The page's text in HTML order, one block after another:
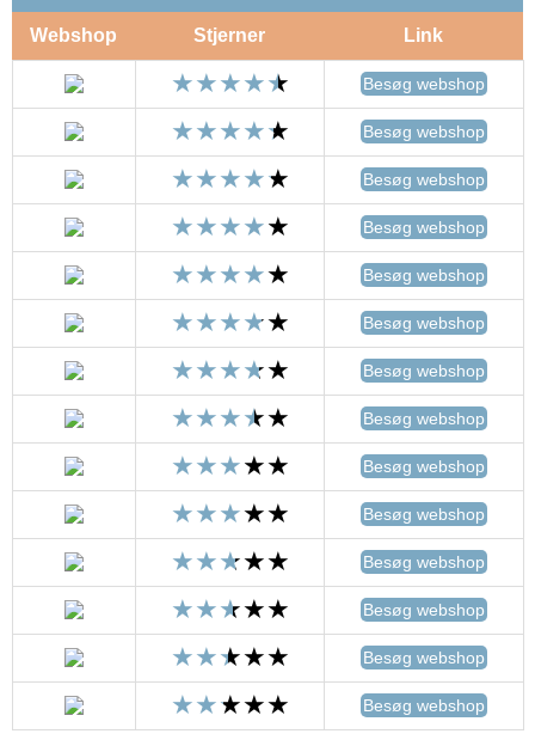
Webshop Stjerner Link
Besøg webshop
Besøg webshop
Besøg webshop
Besøg webshop
Besøg webshop
Besøg webshop
Besøg webshop
Besøg webshop
Besøg webshop
Besøg webshop
Besøg webshop
Besøg webshop
Besøg webshop
Besøg webshop